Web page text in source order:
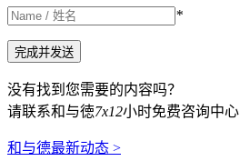
*
没有找到您需要的内容吗？
请联系和与徳7x12小时免费咨询中心
和与德最新动态 >